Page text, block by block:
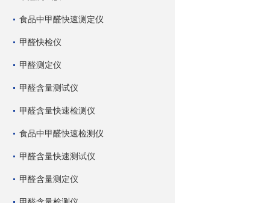
食品中甲醛快速测定仪
甲醛快检仪
甲醛测定仪
甲醛含量测试仪
甲醛含量快速检测仪
食品中甲醛快速检测仪
甲醛含量快速测试仪
甲醛含量测定仪